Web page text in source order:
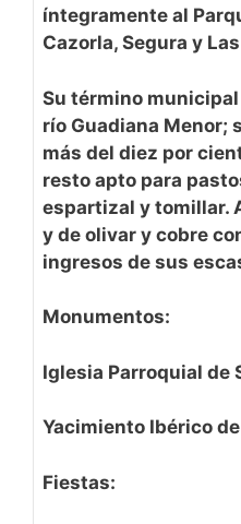
íntegramente al
Cazorla, Segura y
Su término
río Guadiana Menor;
más del diez por
resto apto para
espartizal y tomillar.
y de olivar y cobre
ingresos de sus
Monumentos:
Iglesia Parroquial de
Yacimiento Ibérico
Fiestas: